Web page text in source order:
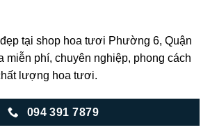
tại shop hoa tươi Phường 6, Quận
miễn phí, chuyên nghiệp, phong cách
lượng hoa tươi.
094 391 7879